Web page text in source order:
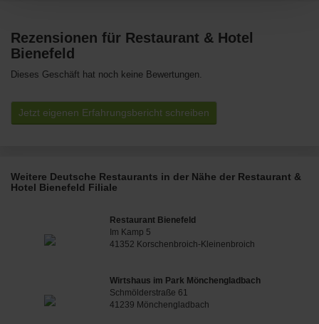
Rezensionen für Restaurant & Hotel
Bienefeld
Dieses Geschäft hat noch keine Bewertungen.
Jetzt eigenen Erfahrungsbericht schreiben
Weitere Deutsche Restaurants in der Nähe der Restaurant &
Hotel Bienefeld Filiale
Restaurant Bienefeld
Im Kamp 5
41352 Korschenbroich-Kleinenbroich
Wirtshaus im Park Mönchengladbach
Schmölderstraße 61
41239 Mönchengladbach